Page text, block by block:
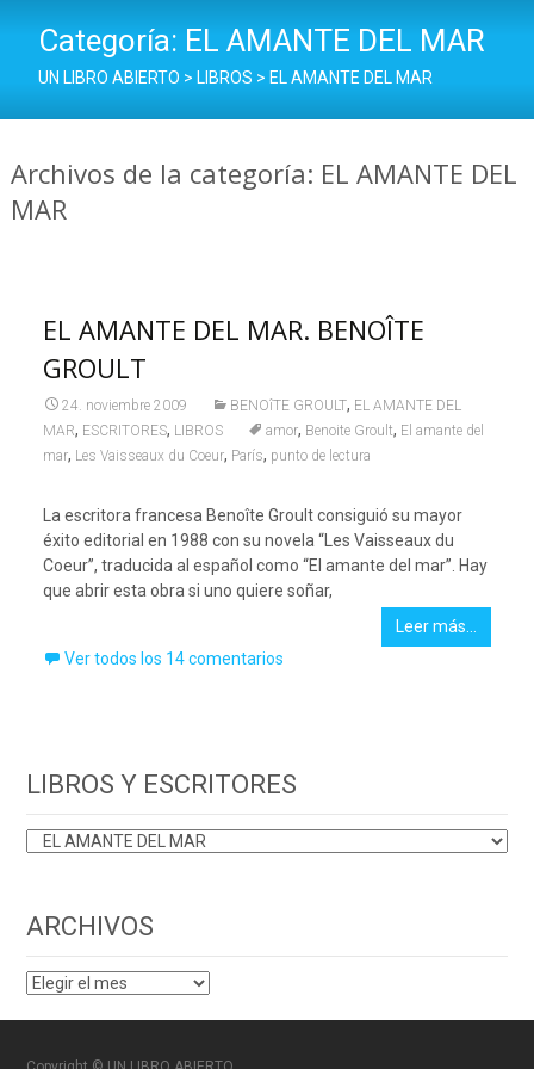
Categoría: EL AMANTE DEL MAR
UN LIBRO ABIERTO > LIBROS > EL AMANTE DEL MAR
Archivos de la categoría: EL AMANTE DEL
MAR
EL AMANTE DEL MAR. BENOÎTE
GROULT
24. noviembre 2009 BENOîTE GROULT, EL AMANTE DEL
MAR, ESCRITORES, LIBROS amor, Benoite Groult, El amante del
mar, Les Vaisseaux du Coeur, París, punto de lectura
La escritora francesa Benoîte Groult consiguió su mayor
éxito editorial en 1988 con su novela “Les Vaisseaux du
Coeur”, traducida al español como “El amante del mar”. Hay
que abrir esta obra si uno quiere soñar,
Leer más…
Ver todos los 14 comentarios
LIBROS Y ESCRITORES
LIBROS
ARCHIVOS
ARCHIVOS